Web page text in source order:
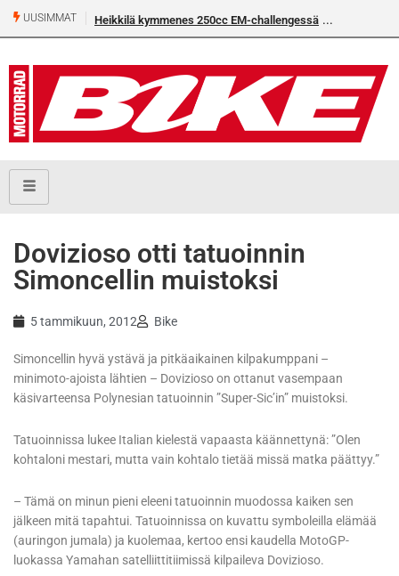
UUSIMMAT Heikkilä kymmenes 250cc EM-challengessä
Dovizioso otti tatuoinnin
Simoncellin muistoksi
5 tammikuun, 2012 Bike
Simoncellin hyvä ystävä ja pitkäaikainen kilpakumppani –
minimoto-ajoista lähtien – Dovizioso on ottanut vasempaan
käsivarteensa Polynesian tatuoinnin ”Super-Sic’in” muistoksi.
Tatuoinnissa lukee Italian kielestä vapaasta käännettynä: ”Olen
kohtaloni mestari, mutta vain kohtalo tietää missä matka päättyy.”
– Tämä on minun pieni eleeni tatuoinnin muodossa kaiken sen
jälkeen mitä tapahtui. Tatuoinnissa on kuvattu symboleilla elämää
(auringon jumala) ja kuolemaa, kertoo ensi kaudella MotoGP-
luokassa Yamahan satelliittitiimissä kilpaileva Dovizioso.